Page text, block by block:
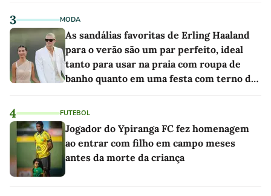
3 MODA
As sandálias favoritas de Erling Haaland
para o verão são um par perfeito, ideal
tanto para usar na praia com roupa de
banho quanto em uma festa com terno de
4 FUTEBOL
Jogador do Ypiranga FC fez homenagem
ao entrar com filho em campo meses
antes da morte da criança